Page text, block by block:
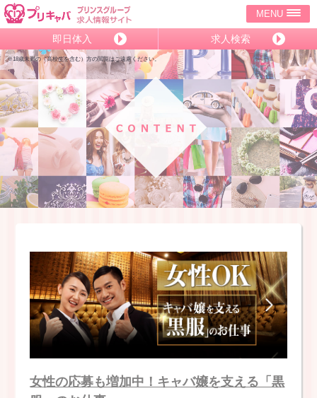
MENU
即日体入 求人検索
※18歳未満の（高校生を含む）方の閲覧はご遠慮ください。
女性の応募も増加中！キャバ嬢を支える「黒